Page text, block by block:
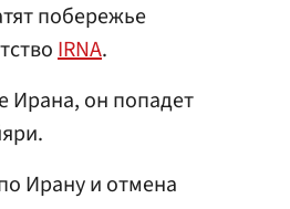
побережье
IRNA.
Ирана, он попадет
Ирану и отмена